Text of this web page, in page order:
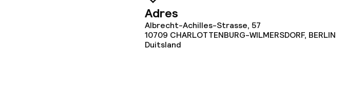
Adres
Albrecht-Achilles-Strasse, 57
10709 CHARLOTTENBURG-WILMERSDORF, BERLIN
Duitsland